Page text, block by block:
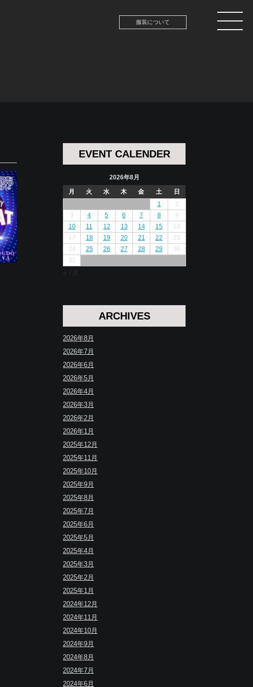
服装について
EVENT CALENDER
2026年8月
月
火 水 木 金 土
日
1
2
3
4 5 6 7 8
9
10
11 12 13 14 15
16
17
18 19 20 21 22
23
24
25 26 27 28 29
30
31
« 7月
ARCHIVES
2026年8月
2026年7月
2026年6月
2026年5月
2026年4月
2026年3月
2026年2月
2026年1月
2025年12月
2025年11月
2025年10月
2025年9月
2025年8月
2025年7月
2025年6月
2025年5月
2025年4月
2025年3月
2025年2月
2025年1月
2024年12月
2024年11月
2024年10月
2024年9月
2024年8月
2024年7月
2024年6月